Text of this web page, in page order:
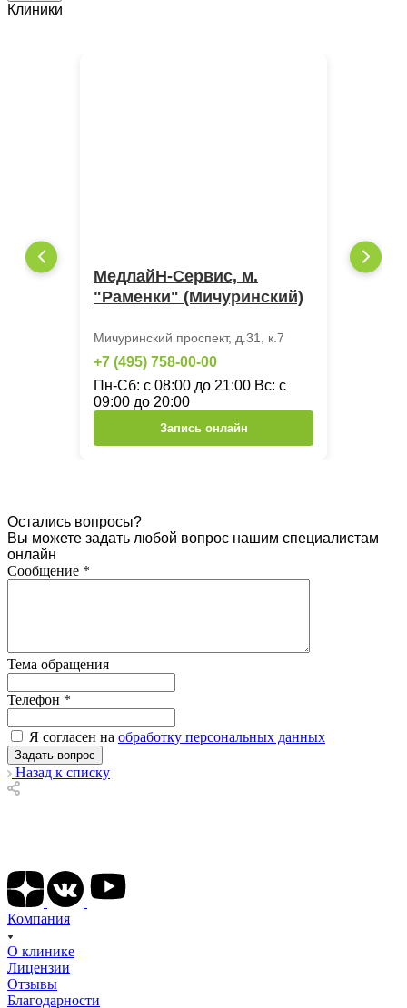
Клиники
МедлайН-Сервис, м.
"Раменки" (Мичуринский)
Мичуринский проспект, д.31, к.7
+7 (495) 758-00-00
Пн-Сб: с 08:00 до 21:00 Вс: с
09:00 до 20:00
Запись онлайн
Остались вопросы?
Вы можете задать любой вопрос нашим специалистам
онлайн
Сообщение *
Тема обращения
Телефон *
Я согласен на обработку персональных данных
Назад к списку
Компания
О клинике
Лицензии
Отзывы
Благодарности